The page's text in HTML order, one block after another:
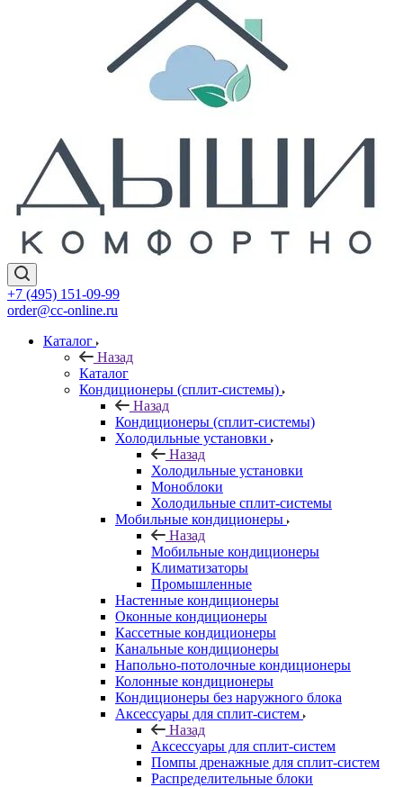
+7 (495) 151-09-99
order@cc-online.ru
Каталог
Назад
Каталог
Кондиционеры (сплит-системы)
Назад
Кондиционеры (сплит-системы)
Холодильные установки
Назад
Холодильные установки
Моноблоки
Холодильные сплит-системы
Мобильные кондиционеры
Назад
Мобильные кондиционеры
Климатизаторы
Промышленные
Настенные кондиционеры
Оконные кондиционеры
Кассетные кондиционеры
Канальные кондиционеры
Напольно-потолочные кондиционеры
Колонные кондиционеры
Кондиционеры без наружного блока
Аксессуары для сплит-систем
Назад
Аксессуары для сплит-систем
Помпы дренажные для сплит-систем
Распределительные блоки